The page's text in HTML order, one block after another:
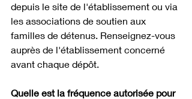
depuis le site de l'établissement ou via
les associations de soutien aux
familles de détenus. Renseignez-vous
auprès de l'établissement concerné
avant chaque dépôt.
Quelle est la fréquence autorisée pour